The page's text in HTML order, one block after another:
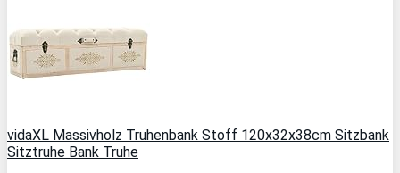
vidaXL Massivholz Truhenbank Stoff 120x32x38cm Sitzbank
Sitztruhe Bank Truhe